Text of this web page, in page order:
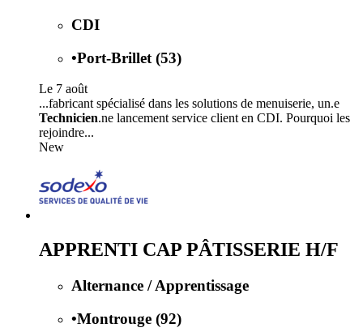
CDI
•Port-Brillet (53)
Le 7 août
...fabricant spécialisé dans les solutions de menuiserie, un.e
Technicien.ne lancement service client en CDI. Pourquoi les
rejoindre...
New
APPRENTI CAP PÂTISSERIE H/F
Alternance / Apprentissage
•Montrouge (92)